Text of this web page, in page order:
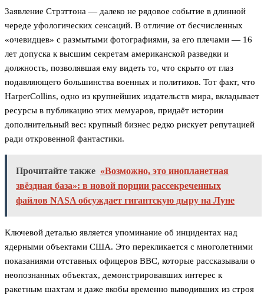
Заявление Стрэттона — далеко не рядовое событие в длинной
череде уфологических сенсаций. В отличие от бесчисленных
«очевидцев» с размытыми фотографиями, за его плечами — 16
лет допуска к высшим секретам американской разведки и
должность, позволявшая ему видеть то, что скрыто от глаз
подавляющего большинства военных и политиков. Тот факт, что
HarperCollins, одно из крупнейших издательств мира, вкладывает
ресурсы в публикацию этих мемуаров, придаёт истории
дополнительный вес: крупный бизнес редко рискует репутацией
ради откровенной фантастики.
Прочитайте также «Возможно, это инопланетная
звёздная база»: в новой порции рассекреченных
файлов NASA обсуждает гигантскую дыру на Луне
Ключевой деталью является упоминание об инцидентах над
ядерными объектами США. Это перекликается с многолетними
показаниями отставных офицеров ВВС, которые рассказывали о
неопознанных объектах, демонстрировавших интерес к
ракетным шахтам и даже якобы временно выводивших из строя